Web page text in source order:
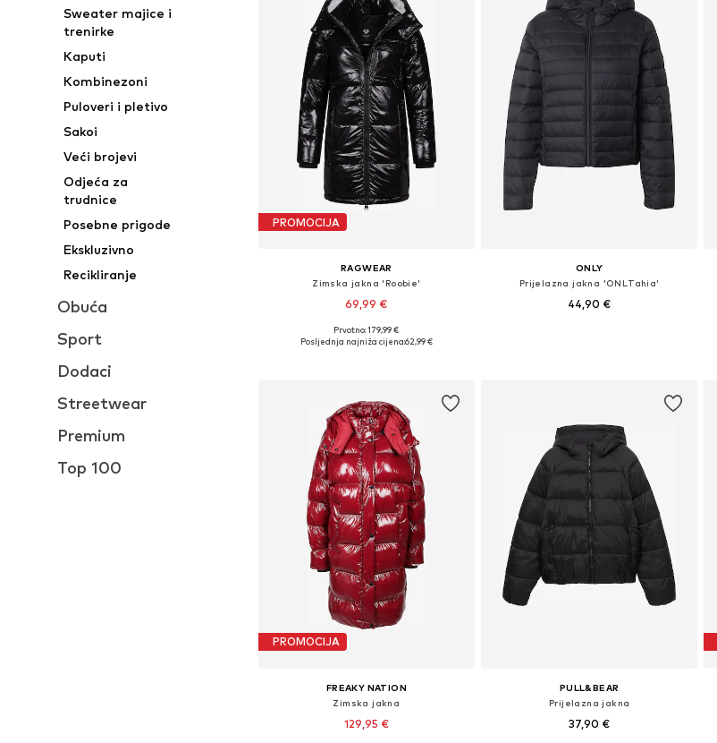
Sweater majice i
trenirke
Kaputi
Kombinezoni
Puloveri i pletivo
Sakoi
Veći brojevi
Odjeća za
trudnice
Posebne prigode
Ekskluzivno
Recikliranje
Obuća
Sport
Dodaci
Streetwear
Premium
Top 100
PROMOCIJA
RAGWEAR
Zimska jakna 'Roobie'
69,99 €
+4
Dostupne veličine: XS, S, M, L
Prvotno: 179,99 €
Posljednja najniža cijena:62,99 €
ONLY
Prijelazna jakna 'ONLTahia'
44,90 €
PROMOCIJA
FREAKY NATION
Zimska jakna
129,95 €
PULL&BEAR
Prijelazna jakna
37,90 €